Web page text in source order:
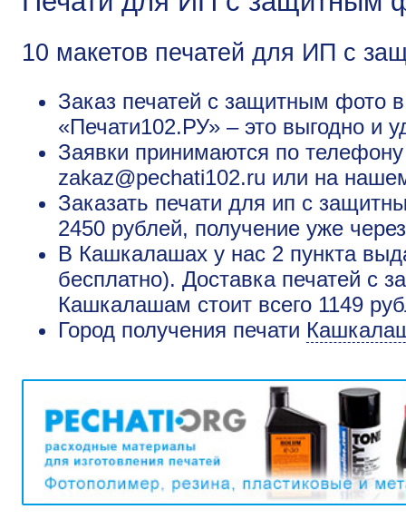
10 макетов печатей для ИП с
Заказ печатей с защитным фото
«Печати102.РУ» – это выгодно и
Заявки принимаются по
zakaz@pechati102.ru или на
Заказать печати для ип с
2450 рублей, получение уже
В Кашкалашах у нас 2 пункта
бесплатно). Доставка печатей с
Кашкалашам стоит всего 1149
Город получения печати